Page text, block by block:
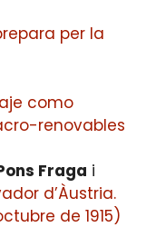
per la
como
renovables
Fraga i
d’Àustria.
de 1915)